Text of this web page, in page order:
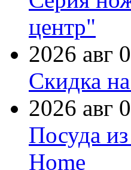
центр"
2026 авг
Скидка
2026 авг
Посуда
Home